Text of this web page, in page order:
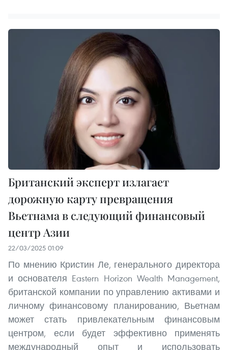
Британский эксперт излагает
дорожную карту превращения
Вьетнама в следующий финансовый
центр Азии
22/03/2025 01:09
По мнению Кристин Ле, генерального директора
и основателя Eastern Horizon Wealth Management,
британской компании по управлению активами и
личному финансовому планированию, Вьетнам
может стать привлекательным финансовым
центром, если будет эффективно применять
международный опыт и использовать